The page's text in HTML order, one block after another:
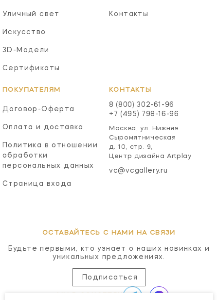
Уличный свет
Искусство
3D-Модели
Сертификаты
Контакты
ПОКУПАТЕЛЯМ
Договор-Оферта
Оплата и доставка
Политика в отношении
обработки
персональных данных
Страница входа
КОНТАКТЫ
8 (800) 302-61-96
+7 (495) 798-16-96
Москва, ул. Нижняя
Сыромятническая
д. 10, стр. 9,
Центр дизайна Artplay
vc@vcgallery.ru
ОСТАВАЙТЕСЬ С НАМИ НА СВЯЗИ
Будьте первыми, кто узнает о наших новинках и
уникальных предложениях.
Подписаться